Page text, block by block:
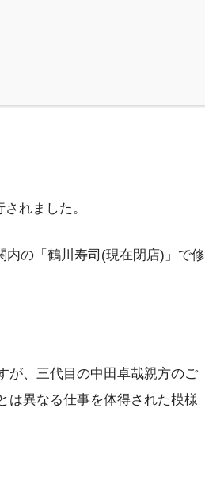
れました。
内の「鶴川寿司(現在閉店)」で修
が、三代目の中田卓哉親方のご
は異なる仕事を体得された模様